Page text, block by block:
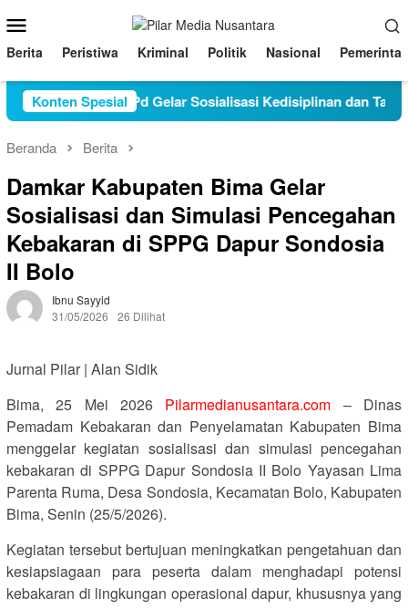
ke
kontenMobile
Berita Peristiwa Kriminal Politik Nasional
Konten Spesial
Juraudah S.Pd Gelar Sosialisasi Kedisiplinan dan
Beranda Berita
Damkar Kabupaten Bima Gelar
Sosialisasi dan Simulasi Pencegahan
Kebakaran di SPPG Dapur Sondosia
II Bolo
Ibnu Sayyid
31/05/2026
26 Dilihat
Jurnal Pilar | Alan Sidik
Bima, 25 Mei 2026 Pilarmedianusantara.com – Dinas
Pemadam Kebakaran dan Penyelamatan Kabupaten Bima
menggelar kegiatan sosialisasi dan simulasi pencegahan
kebakaran di SPPG Dapur Sondosia II Bolo Yayasan Lima
Parenta Ruma, Desa Sondosia, Kecamatan Bolo, Kabupaten
Bima, Senin (25/5/2026).
Kegiatan tersebut bertujuan meningkatkan pengetahuan dan
kesiapsiagaan para peserta dalam menghadapi potensi
kebakaran di lingkungan operasional dapur, khususnya yang